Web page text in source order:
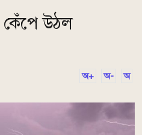
কেঁপে উঠল
অ+ অ- অ